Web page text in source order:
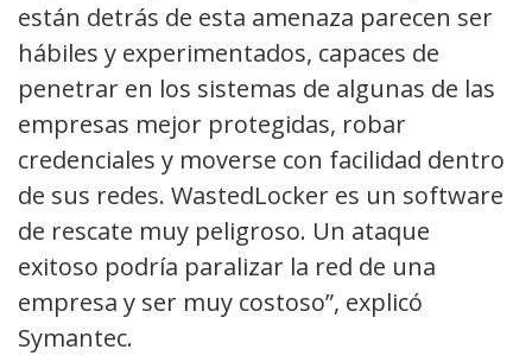
están detrás de esta amenaza parecen ser
hábiles y experimentados, capaces de
penetrar en los sistemas de algunas de las
empresas mejor protegidas, robar
credenciales y moverse con facilidad dentro
de sus redes. WastedLocker es un software
de rescate muy peligroso. Un ataque
exitoso podría paralizar la red de una
empresa y ser muy costoso”, explicó
Symantec.